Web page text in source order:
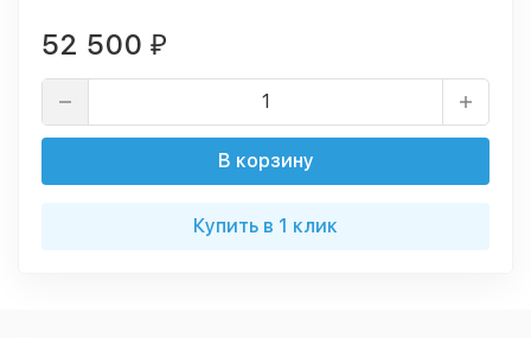
52 500 ₽
В корзину
Купить в 1 клик